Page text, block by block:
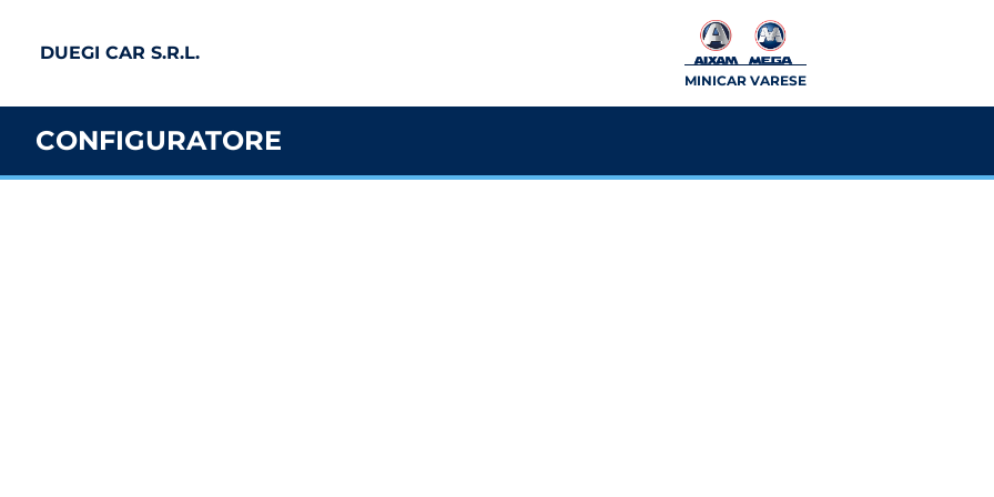
DUEGI CAR S.R.L.
MINICAR VARESE
CONFIGURATORE